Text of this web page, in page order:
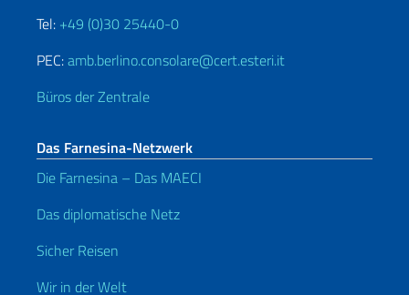
Tel: +49 (0)30 25440-0
PEC:amb.berlino.consolare@cert.esteri.it
Büros der Zentrale
Das Farnesina-Netzwerk
Die Farnesina – Das MAECI
Das diplomatische Netz
Sicher Reisen
Wir in der Welt